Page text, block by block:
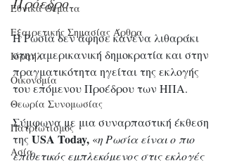
Εθνικά Θέματα
Εξαιρετικής Σημασίας Άρθρα
Ισραήλ
Οικονομία
Θεωρία Συνομωσίας
Πατριωτισμός
Ασία
Η Ρωσία δεν άφησε κανένα λιθαράκι
στην αμερικανική δημοκρατία και στην
πραγματικότητα ηγείται της εκλογής
του επόμενου Προέδρου των ΗΠΑ.
Σύμφωνα με μια συναρπαστική έκθεση
της USA Today, «η Ρωσία είναι ο πιο
επιθετικός εμπλεκόμενος στις εκλογές